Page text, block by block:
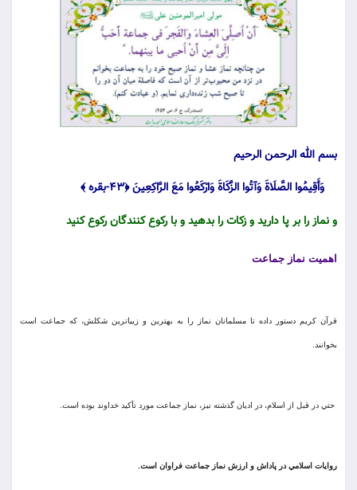
بسم الله الرحمن الرحیم
وَأَقِيمُوا الصَّلَاةَ وَآتُوا الزَّكَاةَ وَارْكَعُوا مَعَ الرَّاكِعِينَ ﴿۴۳-بقره ﴾
و نماز را بر پا داريد و زكات را بدهيد و با ركوع ‏كنندگان ركوع كنيد
اهميت نماز جماعت
قرآن كريم دستور داده تا مسلمانان نماز را به بهترين و زيباترين شكلش، كه جماعت است
بخوانند.
حتي در قبل از اسلام، در اديان گذشته نيز، نماز جماعت مورد تأكيد خداوند بوده است.
روايات اسلامي در پاداش و ارزش نماز جماعت فراوان است.